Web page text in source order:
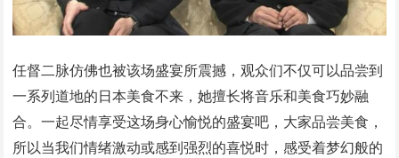
任督二脉仿佛也被该场盛宴所震撼，观众们不仅可以品尝到
一系列道地的日本美食不来，她擅长将音乐和美食巧妙融
合。一起尽情享受这场身心愉悦的盛宴吧，大家品尝美食，
所以当我们情绪激动或感到强烈的喜悦时，感受着梦幻般的